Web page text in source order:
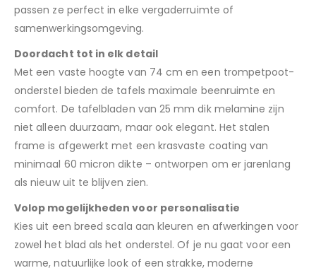
passen ze perfect in elke vergaderruimte of
samenwerkingsomgeving.
Doordacht tot in elk detail
Met een vaste hoogte van 74 cm en een trompetpoot-
onderstel bieden de tafels maximale beenruimte en
comfort. De tafelbladen van 25 mm dik melamine zijn
niet alleen duurzaam, maar ook elegant. Het stalen
frame is afgewerkt met een krasvaste coating van
minimaal 60 micron dikte – ontworpen om er jarenlang
als nieuw uit te blijven zien.
Volop mogelijkheden voor personalisatie
Kies uit een breed scala aan kleuren en afwerkingen voor
zowel het blad als het onderstel. Of je nu gaat voor een
warme, natuurlijke look of een strakke, moderne